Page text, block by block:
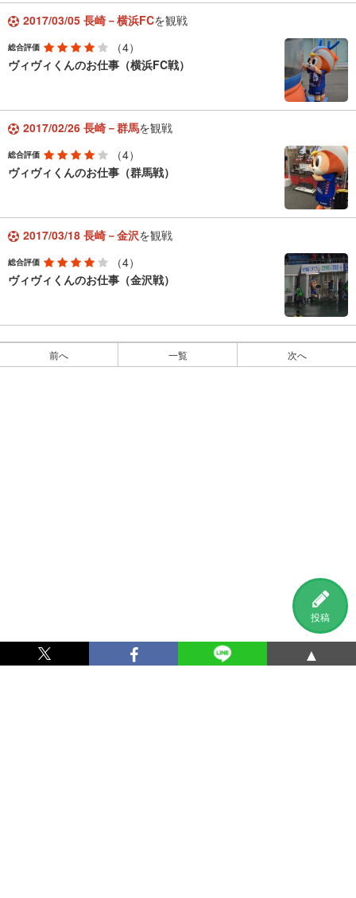
投稿
2017/03/05 長崎－横浜FCを観戦
総合評価
（4）
ヴィヴィくんのお仕事（横浜FC戦）
2017/02/26 長崎－群馬を観戦
総合評価
（4）
ヴィヴィくんのお仕事（群馬戦）
2017/03/18 長崎－金沢を観戦
総合評価
（4）
ヴィヴィくんのお仕事（金沢戦）
前へ 一覧 次へ
▲